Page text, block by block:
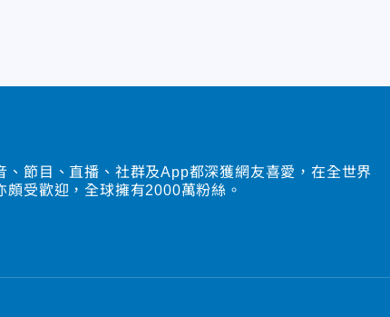
、節目、直播、社群及App都深獲網友喜愛，在全世界
頗受歡迎，全球擁有2000萬粉絲。